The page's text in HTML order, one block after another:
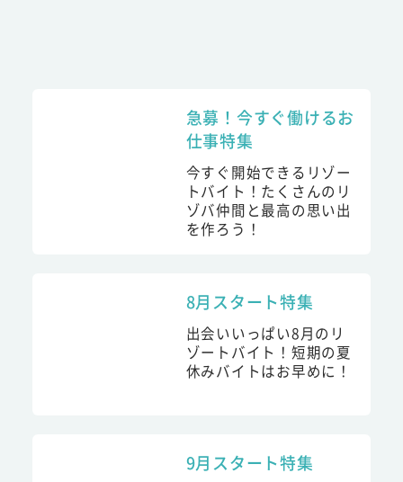
急募！今すぐ働けるお
仕事特集
今すぐ開始できるリゾー
トバイト！たくさんのリ
ゾバ仲間と最高の思い出
を作ろう！
8月スタート特集
出会いいっぱい8月のリ
ゾートバイト！短期の夏
休みバイトはお早めに！
9月スタート特集